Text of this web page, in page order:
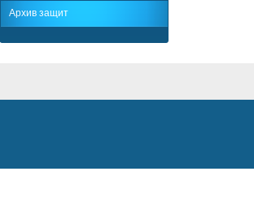
Архив защит